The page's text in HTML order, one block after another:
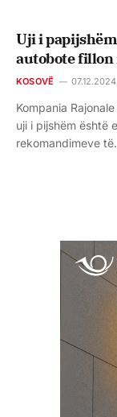
Uji i
autobote fillon
KOSOVË
Kompania
uji i pijshëm është
rekomandimeve